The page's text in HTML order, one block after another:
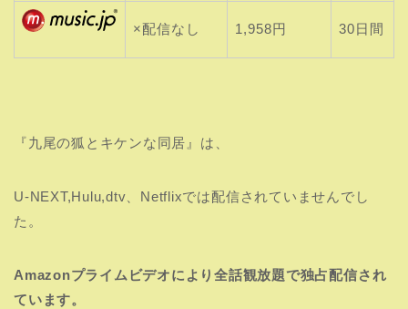
×配信なし 1,958円 30日間
『九尾の狐とキケンな同居』は、
U-NEXT,Hulu,dtv、Netflixでは配信されていませんでし
た。
Amazonプライムビデオにより全話観放題で独占配信され
ています。